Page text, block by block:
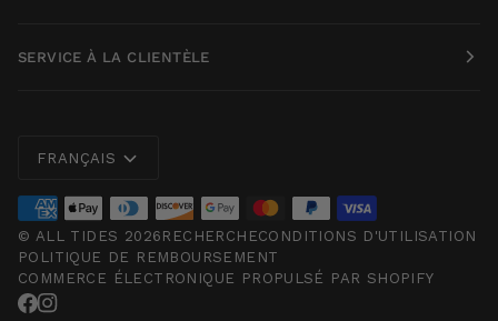
SERVICE À LA CLIENTÈLE
FRANÇAIS
© ALL TIDES 2026 RECHERCHECONDITIONS D'UTILISATION
POLITIQUE DE REMBOURSEMENT
COMMERCE ÉLECTRONIQUE PROPULSÉ PAR SHOPIFY